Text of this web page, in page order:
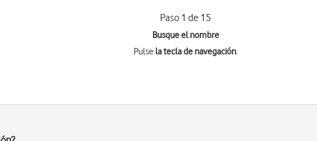
Paso 1 de 15
Busque el nombre
Pulse la tecla de navegación.